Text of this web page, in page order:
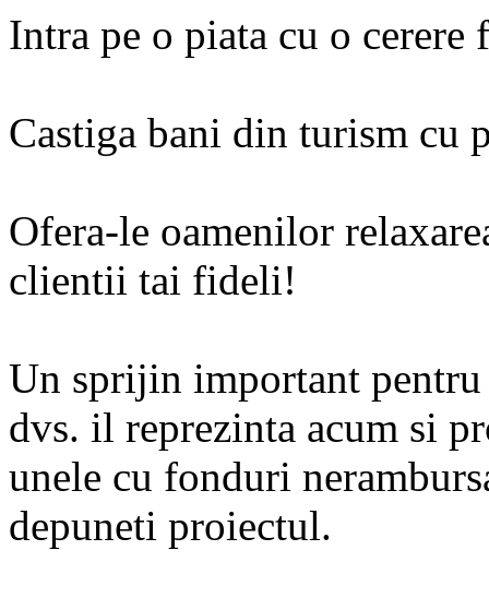
Un sprijin important pentru
dvs. il reprezinta acum si
unele cu fonduri
depuneti proiectul.
Simplificarea autorizarii
(prevederi intrate recent in
Organizatia Mondiala a
va avea cea mai
creste
Intra pe o piata cu o cerere
Castiga bani din turism cu
Ofera-le oamenilor
clientii tai fideli!
Un sprijin important pentru
dvs. il reprezinta acum si
unele cu fonduri
depuneti proiectul.